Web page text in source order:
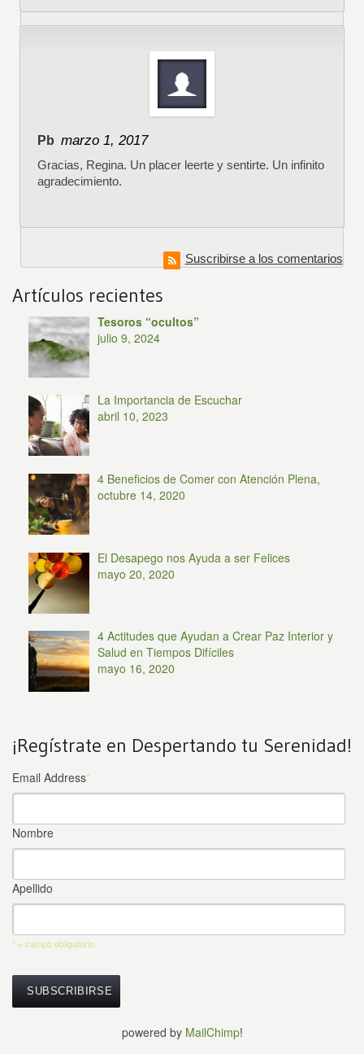
Pb marzo 1, 2017
Gracias, Regina. Un placer leerte y sentirte. Un infinito
agradecimiento.
Suscribirse a los comentarios
Artículos recientes
Tesoros “ocultos”
julio 9, 2024
La Importancia de Escuchar
abril 10, 2023
4 Beneficios de Comer con Atención Plena,
octubre 14, 2020
El Desapego nos Ayuda a ser Felices
mayo 20, 2020
4 Actitudes que Ayudan a Crear Paz Interior y
Salud en Tiempos Difíciles
mayo 16, 2020
¡Regístrate en Despertando tu Serenidad!
Email Address*
Nombre
Apellido
* = campo obligatorio
powered by MailChimp!